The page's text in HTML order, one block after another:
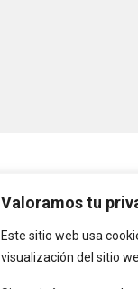
Valoramos tu
Este sitio web usa
visualización del sitio